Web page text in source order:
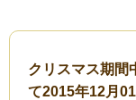
クリスマス期間
て2015年12月01